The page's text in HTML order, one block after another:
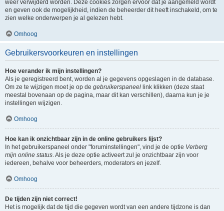
weer verwijderd worden. Deze cookies zorgen ervoor dat je aangemeld wordt
en geven ook de mogelijkheid, indien de beheerder dit heeft inschakeld, om te
zien welke onderwerpen je al gelezen hebt.
Omhoog
Gebruikersvoorkeuren en instellingen
Hoe verander ik mijn instellingen?
Als je geregistreerd bent, worden al je gegevens opgeslagen in de database.
Om ze te wijzigen moet je op de gebruikerspaneel link klikken (deze staat
meestal bovenaan op de pagina, maar dit kan verschillen), daarna kun je je
instellingen wijzigen.
Omhoog
Hoe kan ik onzichtbaar zijn in de online gebruikers lijst?
In het gebruikerspaneel onder "foruminstellingen", vind je de optie Verberg
mijn online status. Als je deze optie activeert zul je onzichtbaar zijn voor
iedereen, behalve voor beheerders, moderators en jezelf.
Omhoog
De tijden zijn niet correct!
Het is mogelijk dat de tijd die gegeven wordt van een andere tijdzone is dan